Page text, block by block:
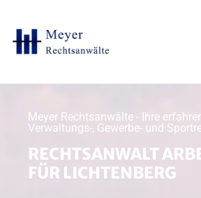
Meyer Rechtsanwälte - Ihre
Verwaltungs-, Gewerbe- und
RECHTSANWALT
FÜR LICHTENBERG